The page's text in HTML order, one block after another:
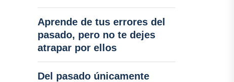
Aprende de tus errores del
pasado, pero no te dejes
atrapar por ellos
Del pasado únicamente